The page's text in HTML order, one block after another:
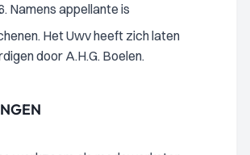
Namens appellante is
Het Uwv heeft zich laten
door A.H.G. Boelen.